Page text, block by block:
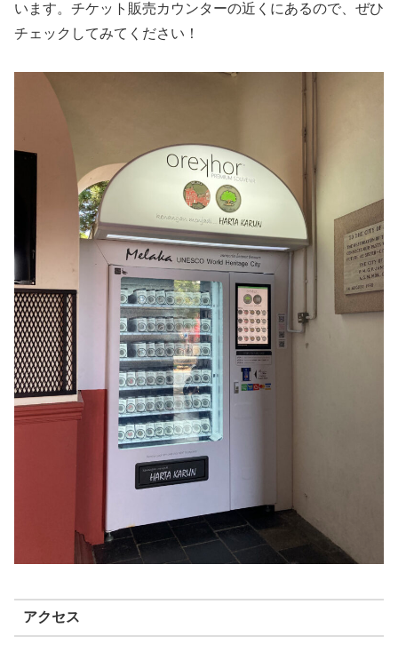
います。チケット販売カウンターの近くにあるので、ぜひ
チェックしてみてください！
アクセス